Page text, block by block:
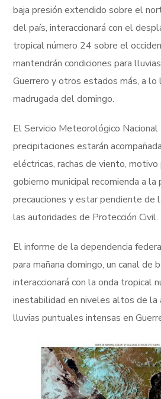
baja presión extendido sobre el
del país, interaccionará con el
tropical número 24 sobre el
mantendrán condiciones para
Guerrero y otros estados más, a
madrugada del domingo.
El Servicio Meteorológico
precipitaciones estarán
eléctricas, rachas de viento,
gobierno municipal recomienda a
precauciones y estar pendiente de
las autoridades de Protección Civil.
El informe de la dependencia
para mañana domingo, un canal de
interaccionará con la onda tropical
inestabilidad en niveles altos de la
lluvias puntuales intensas en